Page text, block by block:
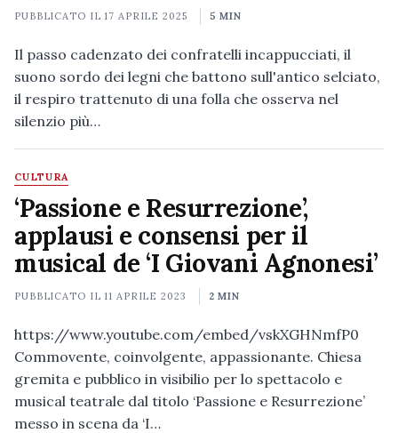
PUBBLICATO IL17 APRILE 2025 5 MIN
Il passo cadenzato dei confratelli incappucciati, il
suono sordo dei legni che battono sull'antico selciato,
il respiro trattenuto di una folla che osserva nel
silenzio più…
CULTURA
‘Passione e Resurrezione’,
applausi e consensi per il
musical de ‘I Giovani Agnonesi’
PUBBLICATO IL11 APRILE 2023 2 MIN
https://www.youtube.com/embed/vskXGHNmfP0
Commovente, coinvolgente, appassionante. Chiesa
gremita e pubblico in visibilio per lo spettacolo e
musical teatrale dal titolo ‘Passione e Resurrezione’
messo in scena da ‘I…